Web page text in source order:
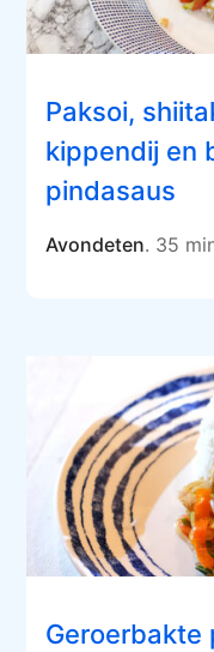
Paksoi,
kippendij en
pindasaus
Avondeten. 35
Geroerbakte